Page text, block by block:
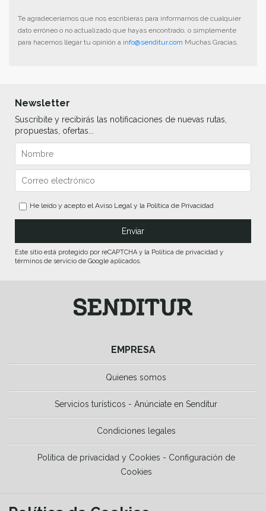
Te agradeceríamos que nos escribieras para informarnos de cualquier
dato erróneo o no actualizado que hayas encontrado, o simplemente
para hacernos llegar tu opinión a info@senditur.com Muchas Gracias.
EMPRESA
Quienes somos
Servicios turísticos - Anúnciate en Senditur
Condiciones legales
Política de privacidad y Cookies - Configuración de
Cookies
HERRAMIENTAS
Newsletter
Suscribite y recibirás las notificaciones de nuevas rutas,
propuestas, ofertas...
He leído y acepto elAviso Legaly la Política de Privacidad
Este sitio está protegido por reCAPTCHA y la Política de privacidad y
términos de servicio de Google aplicados.